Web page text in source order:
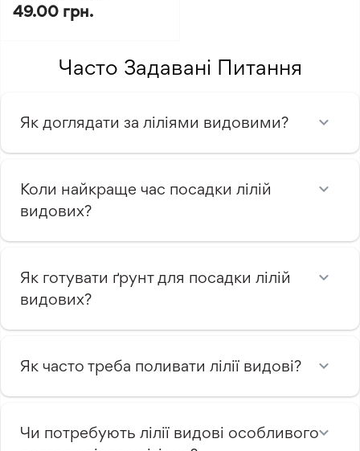
49.00 грн.
Часто Задавані Питання
Як доглядати за ліліями видовими?
Коли найкраще час посадки лілій
видових?
Як готувати ґрунт для посадки лілій
видових?
Як часто треба поливати лілії видові?
Чи потребують лілії видові особливого